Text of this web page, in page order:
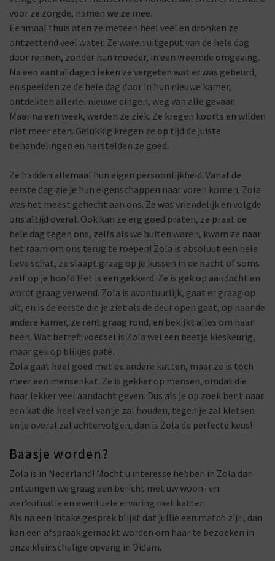
voor ze zorgde, namen we ze mee.
Eenmaal thuis aten ze meteen heel veel en dronken ze
ontzettend veel water. Ze waren uitgeput van de hele dag
door rennen, zonder hun moeder, in een vreemde omgeving.
Na een aantal dagen leken ze vergeten wat er was gebeurd,
en speelden ze de hele dag door in hun nieuwe kamer,
ontdekten allerlei nieuwe dingen, weg van alle gevaar.
Maar na een week, werden ze ziek. Ze kregen koorts en wilden
niet meer eten. Gelukkig kregen ze op tijd de juiste
behandelingen en herstelden ze goed.
Ze hadden allemaal hun eigen persoonlijkheid. Vanaf de
eerste dag zie je hun eigenschappen naar voren komen. Zola
was het meest gehecht aan ons. Ze was vriendelijk en volgde
ons altijd overal. Ook kan ze erg goed praten, ze praat de
hele dag tegen ons, zelfs als we buiten waren, kwam ze naar
het raam om ons terug te roepen! Zola is absoluut een hele
lieve schat, ze slaapt graag op je kussen in de nacht of soms
zelf op je hoofd Het is een gekkerd. Ze is gek op aandacht en
wordt graag verwend. Zola is avontuurlijk, gaat er graag op
uit, en is de eerste die je ziet als de deur open gaat, op naar de
andere kamer, ze rent graag rond, en bekijkt alles om haar
heen. Wat betreft voedsel is Zola wel een beetje kieskeurig,
maar gek op blikjes paté.
Zola gaat heel goed met de andere katten, maar ze is toch
meer een mensenkat. Ze is gekker op mensen, omdat die
haar lekker veel aandacht geven. Dus als je op zoek bent naar
een kat die heel veel van je zal houden, tegen je zal kletsen
en je overal zal achtervolgen, dan is Zola de perfecte keus!
Baasje worden?
Zola is in Nederland! Mocht u interesse hebben in Zola dan
ontvangen we graag een bericht met uw woon- en
werksituatie en eventuele ervaring met katten.
Als na een intake gesprek blijkt dat jullie een match zijn, dan
kan een afspraak gemaakt worden om haar te bezoeken in
onze kleinschalige opvang in Didam.